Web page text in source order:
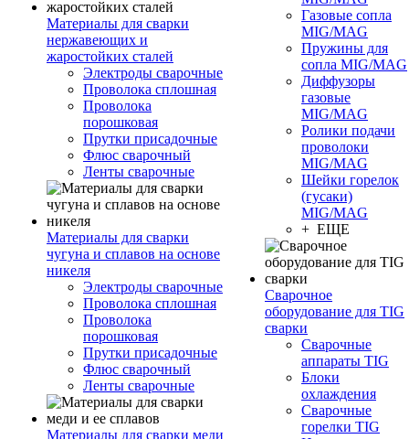
Материалы для сварки
нержавеющих и
жаростойких сталей
Электроды сварочные
Проволока сплошная
Проволока
порошковая
Прутки присадочные
Флюс сварочный
Ленты сварочные
Материалы для сварки
чугуна и сплавов на основе
никеля
Электроды сварочные
Проволока сплошная
Проволока
порошковая
Прутки присадочные
Флюс сварочный
Ленты сварочные
Материалы для сварки меди
Газовые сопла
MIG/MAG
Пружины для
сопла MIG/MAG
Диффузоры
газовые
MIG/MAG
Ролики подачи
проволоки
MIG/MAG
Шейки горелок
(гусаки)
MIG/MAG
+ ЕЩЕ
Сварочное
оборудование для TIG
сварки
Сварочные
аппараты TIG
Блоки
охлаждения
Сварочные
горелки TIG